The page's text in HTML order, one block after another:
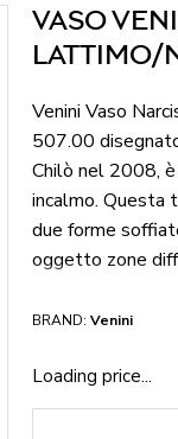
VASO
LATTIMO/
Venini Vaso
507.00
Chilò nel 2008,
incalmo. Questa
due forme
oggetto zone
BRAND: Venini
Loading price...